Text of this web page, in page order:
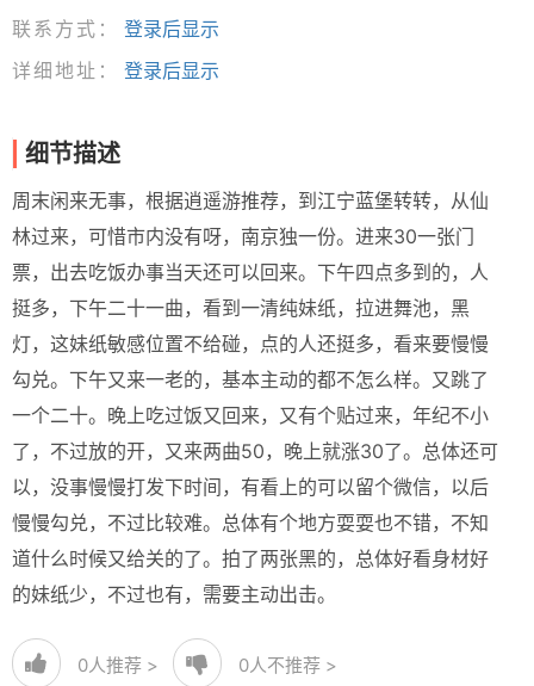
联系方式：
登录后显示
详细地址：
登录后显示
细节描述
周末闲来无事，根据逍遥游推荐，到江宁蓝堡转转，从仙
林过来，可惜市内没有呀，南京独一份。进来30一张门
票，出去吃饭办事当天还可以回来。下午四点多到的，人
挺多，下午二十一曲，看到一清纯妹纸，拉进舞池，黑
灯，这妹纸敏感位置不给碰，点的人还挺多，看来要慢慢
勾兑。下午又来一老的，基本主动的都不怎么样。又跳了
一个二十。晚上吃过饭又回来，又有个贴过来，年纪不小
了，不过放的开，又来两曲50，晚上就涨30了。总体还可
以，没事慢慢打发下时间，有看上的可以留个微信，以后
慢慢勾兑，不过比较难。总体有个地方耍耍也不错，不知
道什么时候又给关的了。拍了两张黑的，总体好看身材好
的妹纸少，不过也有，需要主动出击。
0人推荐 > 0人不推荐 >